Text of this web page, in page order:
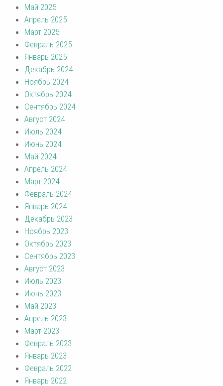
Май 2025
Апрель 2025
Март 2025
Февраль 2025
Январь 2025
Декабрь 2024
Ноябрь 2024
Октябрь 2024
Сентябрь 2024
Август 2024
Июль 2024
Июнь 2024
Май 2024
Апрель 2024
Март 2024
Февраль 2024
Январь 2024
Декабрь 2023
Ноябрь 2023
Октябрь 2023
Сентябрь 2023
Август 2023
Июль 2023
Июнь 2023
Май 2023
Апрель 2023
Март 2023
Февраль 2023
Январь 2023
Февраль 2022
Январь 2022